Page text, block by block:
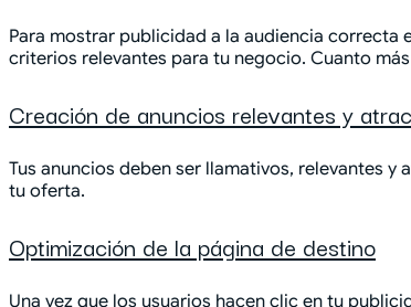
Para mostrar publicidad a la audiencia correcta
criterios relevantes para tu negocio. Cuanto
Creación de anuncios relevantes y
Tus anuncios deben ser llamativos, relevantes
tu oferta.
Optimización de la página de destino
Una vez que los usuarios hacen clic en tu